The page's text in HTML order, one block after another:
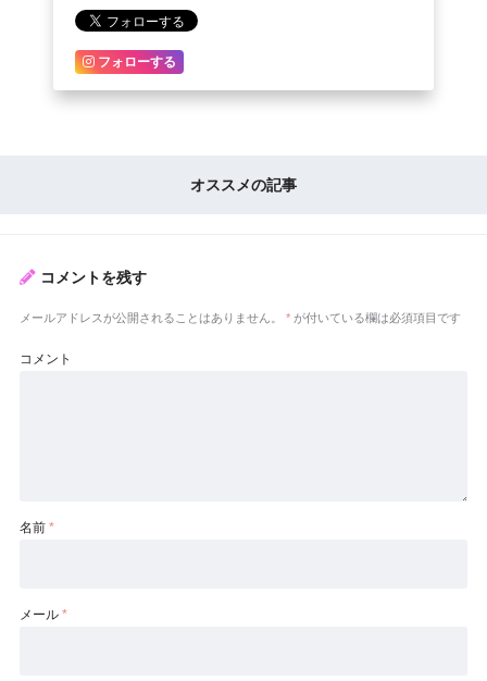
フォローする
オススメの記事
コメントを残す
メールアドレスが公開されることはありません。 * が付いている欄は必須項目です
コメント
名前 *
メール *